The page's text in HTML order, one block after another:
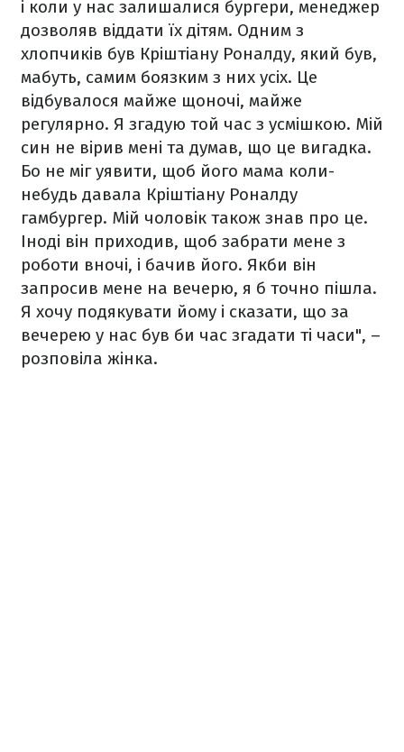
і коли у нас залишалися бургери, менеджер
дозволяв віддати їх дітям. Одним з
хлопчиків був Кріштіану Роналду, який був,
мабуть, самим боязким з них усіх. Це
відбувалося майже щоночі, майже
регулярно. Я згадую той час з усмішкою. Мій
син не вірив мені та думав, що це вигадка.
Бо не міг уявити, щоб його мама коли-
небудь давала Кріштіану Роналду
гамбургер. Мій чоловік також знав про це.
Іноді він приходив, щоб забрати мене з
роботи вночі, і бачив його. Якби він
запросив мене на вечерю, я б точно пішла.
Я хочу подякувати йому і сказати, що за
вечерею у нас був би час згадати ті часи", –
розповіла жінка.